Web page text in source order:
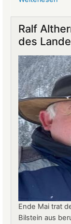
Ralf
des
Ende Mai trat
Bilstein aus